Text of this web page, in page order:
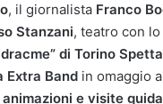
, il giornalista Franco
Stanzani, teatro con lo
di Torino
Extra Band in omaggio
animazioni e visite